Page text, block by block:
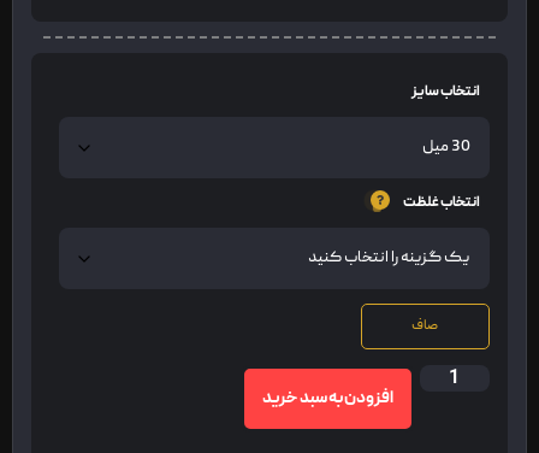
انتخاب سایز
انتخاب غلظت
صاف
افزودن به سبد خرید